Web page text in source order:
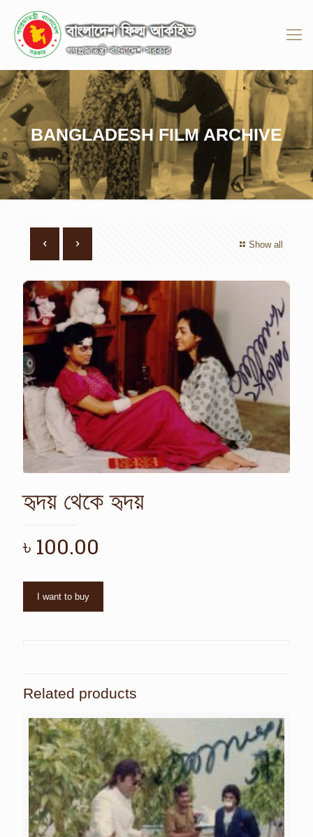
BANGLADESH FILM ARCHIVE
Show all
হৃদয় থেকে হৃদয়
৳ 100.00
I want to buy
Related products